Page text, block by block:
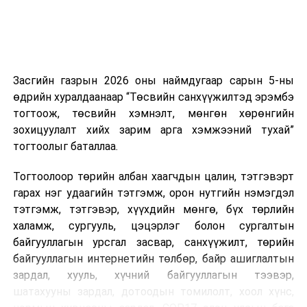
Шинэ хууль Францын зах зээлд үйлчилдэг гадаадын
дуудлагын төвүүдэд нөлөөлөхөөр байна. Тухайлбал,
Мароккогийн дуудлагын төвүүдийн орлогын 80 гаруй
хувь Францын зах зээлээс бүрддэг бөгөөд тус улсын
40–50 мянган ажлын байр эрсдэлд орж болзошгүйг
Засгийн газрын 2026 оны наймдугаар сарын 5-ны
өдрийн хуралдаанаар “Төсвийн санхүүжилтэд эрэмбэ
тогтоож, төсвийн хэмнэлт, мөнгөн хөрөнгийн
зохицуулалт хийх зарим арга хэмжээний тухай”
тогтоолыг баталлаа.
Тогтоолоор төрийн албан хаагчдын цалин, тэтгэвэрт
гарах нэг удаагийн тэтгэмж, орон нутгийн нэмэгдэл
тэтгэмж, тэтгэвэр, хүүхдийн мөнгө, бүх төрлийн
халамж, сургууль, цэцэрлэг болон сургалтын
байгууллагын урсгал засвар, санхүүжилт, төрийн
байгууллагын интернетийн төлбөр, байр ашиглалтын
зардал, хууль, хүчний байгууллагын тээвэр,